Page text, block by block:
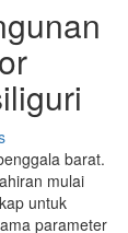
barat.
mulai
untuk
parameter